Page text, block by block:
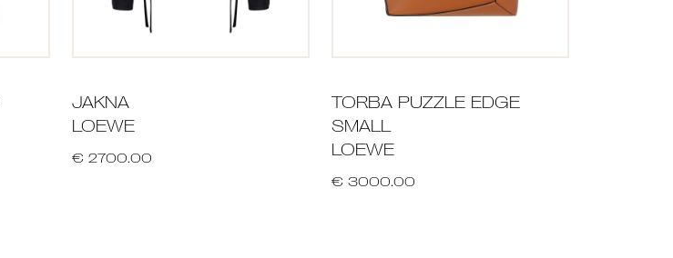
JAKNA
LOEWE
€ 2700.00
TORBA PUZZLE EDGE
SMALL
LOEWE
€ 3000.00